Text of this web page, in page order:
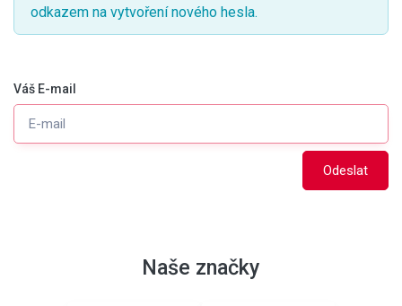
odkazem na vytvoření nového hesla.
Váš E-mail
Odeslat
Naše značky